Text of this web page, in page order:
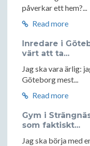
påverkar ett hem?...
Read more
Inredare i
värt att ta...
Jag ska vara ärlig:
Göteborg mest...
Read more
Gym i
som faktiskt...
Jag ska börja med